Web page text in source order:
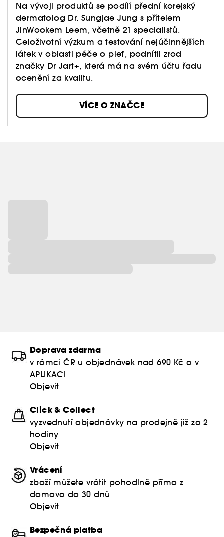
Na vývoji produktů se podílí přední korejský
dermatolog Dr. Sungjae Jung s přítelem
JinWookem Leem, včetně 21 specialistů.
Celoživotní výzkum a testování nejúčinnějších
látek v oblasti péče o pleť, podnítil zrod
značky Dr Jart+, která má na svém účtu řadu
ocenění za kvalitu.
VÍCE O ZNAČCE
Doprava zdarma
v rámci ČR u objednávek nad 690 Kč a v
APLIKACI
Objevit
Click & Collect
vyzvednutí objednávky na prodejně již za 2
hodiny
Objevit
Vrácení
zboží můžete vrátit pohodlně přímo z
domova do 30 dnů
Objevit
Bezpečná platba